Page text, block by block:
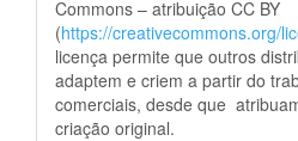
Commons – atribuição CC BY
(https://creativecommons.org/
licença permite que outros
adaptem e criem a partir do
comerciais, desde que
criação original.